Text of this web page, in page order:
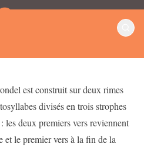
est construit sur deux rimes
divisés en trois strophes
deux premiers vers reviennent
et le premier vers à la fin de la